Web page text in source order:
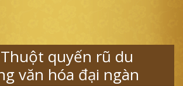
quyến rũ du
văn hóa đại ngàn